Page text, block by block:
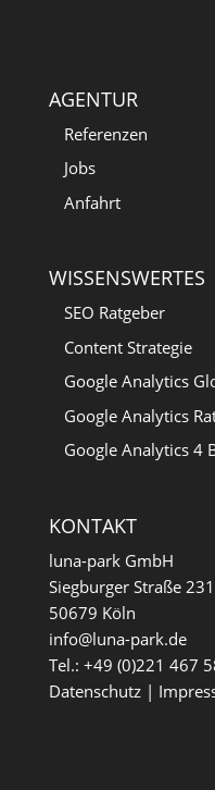
AGENTUR
Referenzen
Jobs
Anfahrt
WISSENSWERTES
SEO Ratgeber
Content Strategie
Google Analytics
Google Analytics
Google Analytics 4
KONTAKT
luna-park GmbH
Siegburger Straße 231
50679 Köln
info@luna-park.de
Tel.: +49 (0)221 467
Datenschutz|